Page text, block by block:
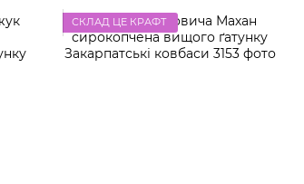
СКЛАД ЦЕ КРАФТ